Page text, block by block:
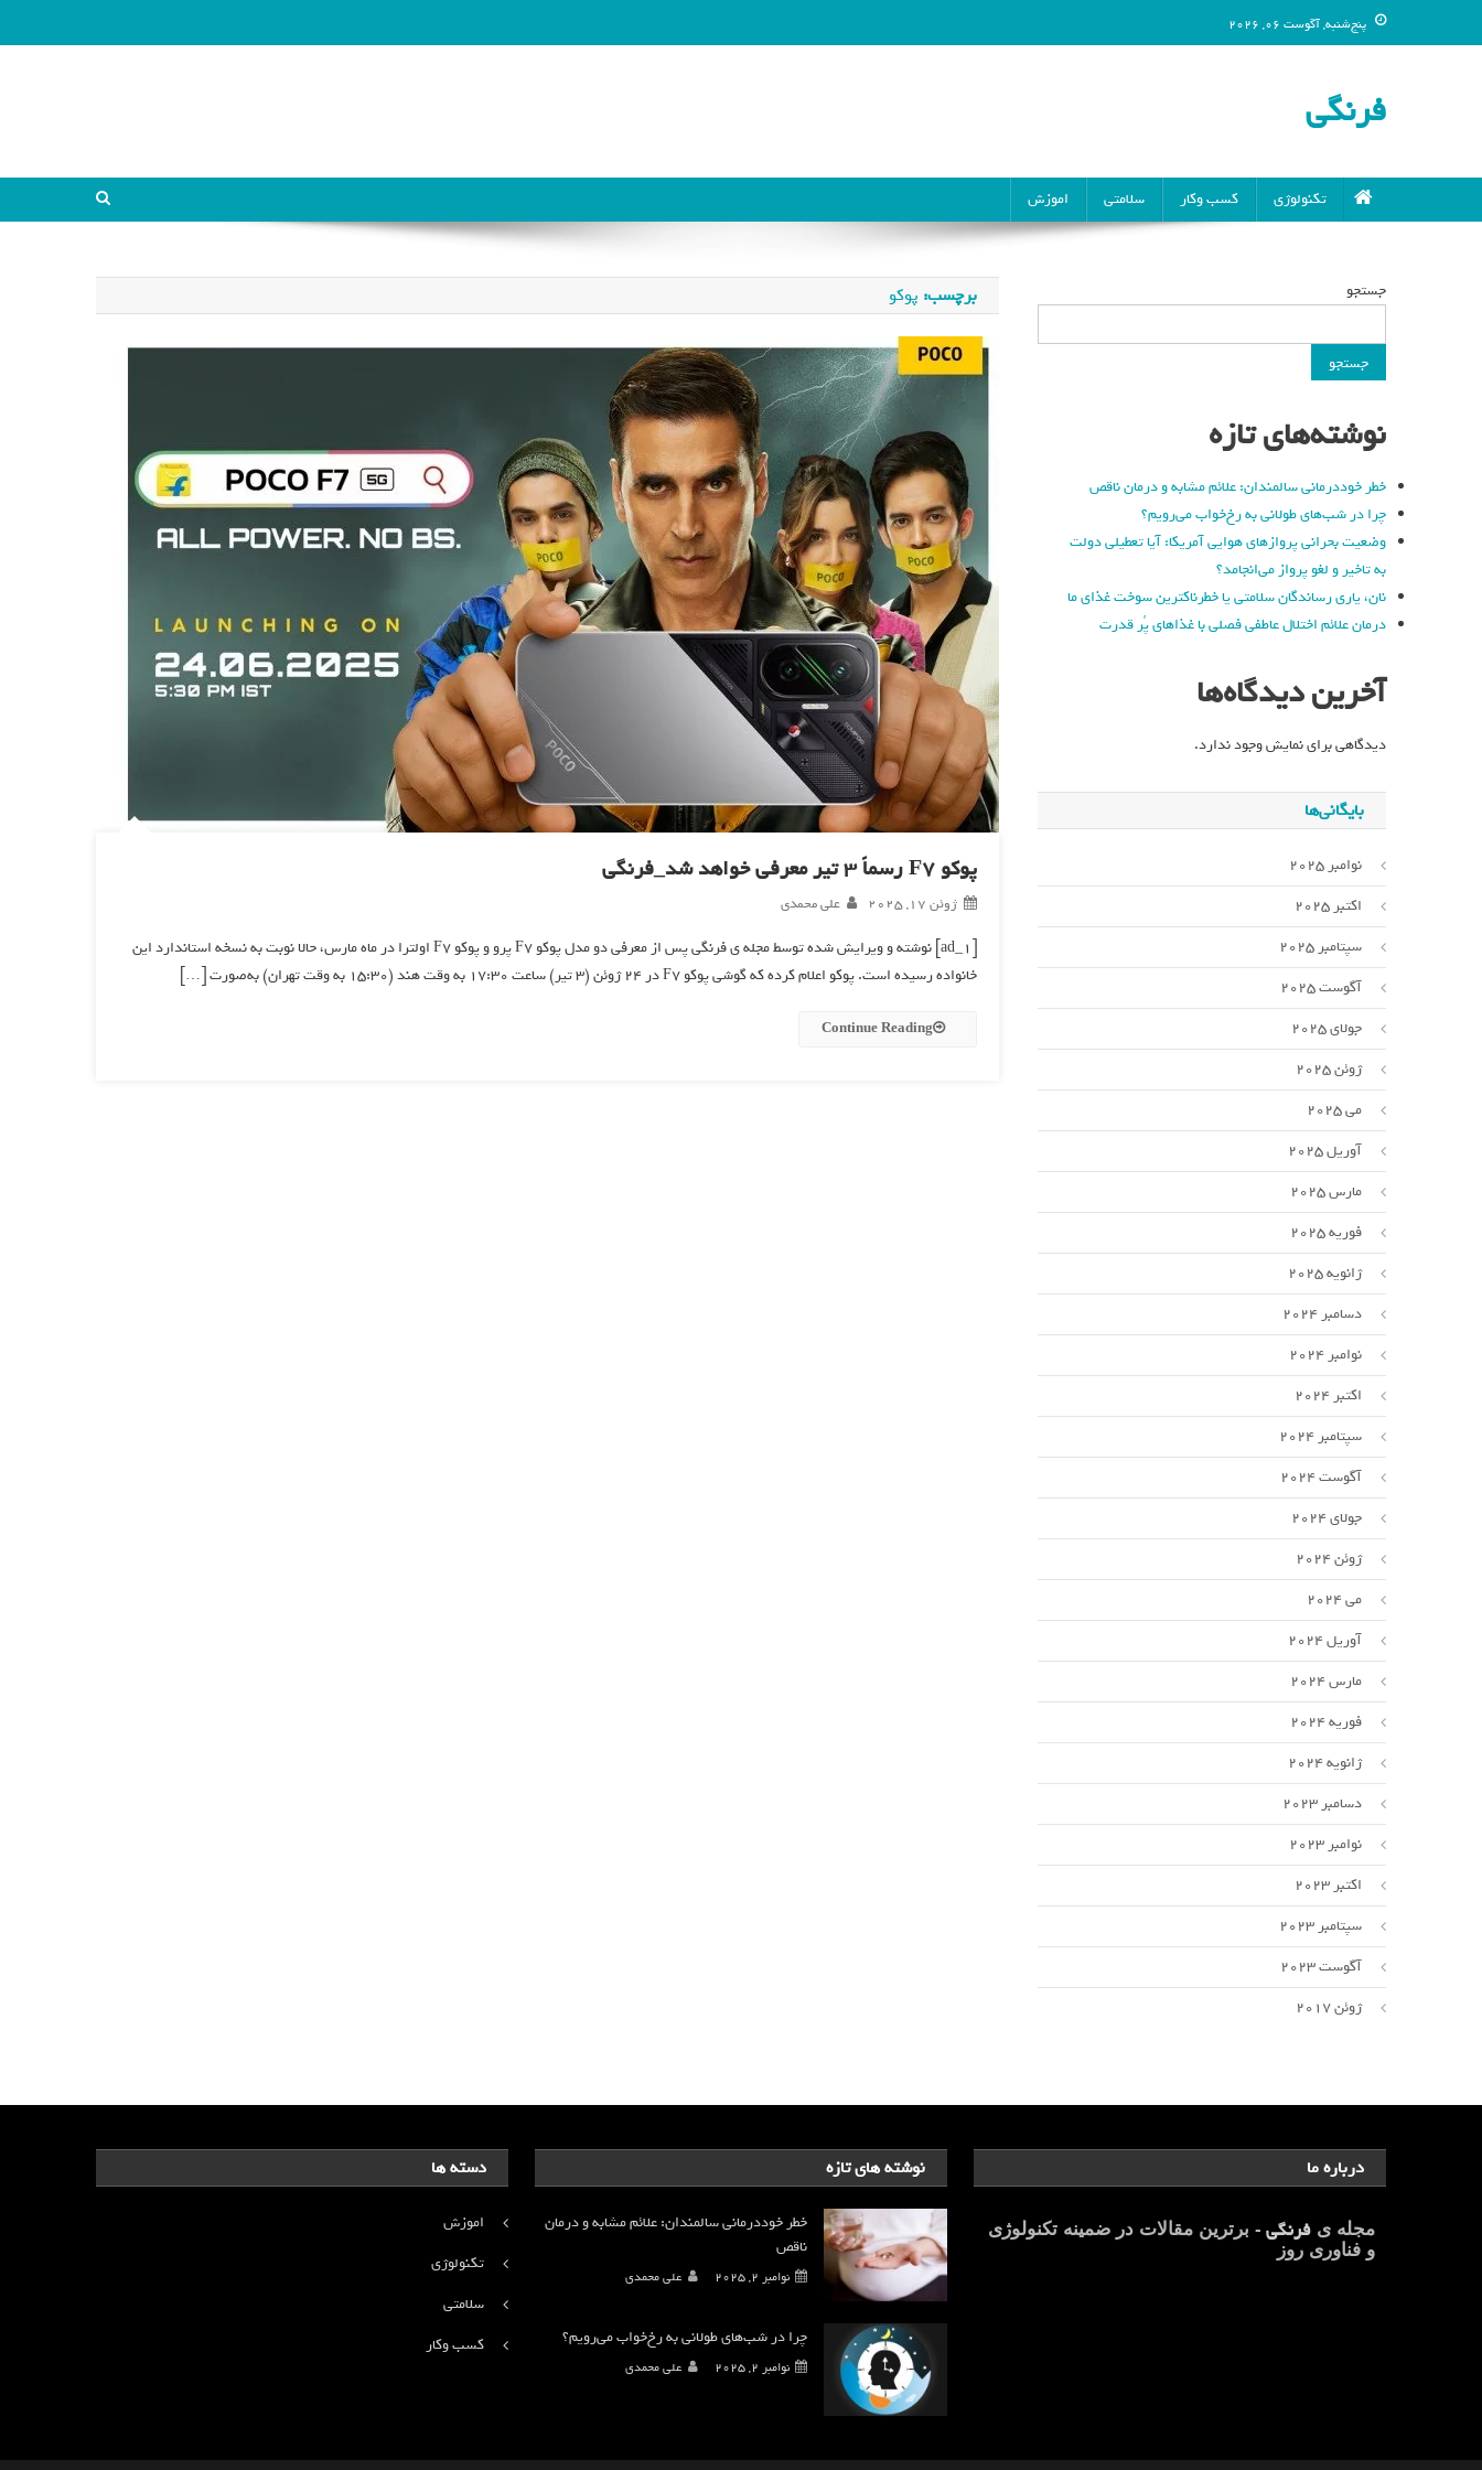
پنج‌شنبه, آگوست 06, 2026
فرنگی
تکنولوژی کسب وکار سلامتی اموزش
برچسب: پوکو
پوکو F7 رسماً 3 تیر معرفی خواهد شد_فرنگی
ژوئن 17, 2025 علی محمدی
[ad_1] نوشته و ویرایش شده توسط مجله ی فرنگی پس از معرفی دو مدل پوکو F7 پرو و پوکو F7 اولترا در ماه مارس، حالا نوبت به نسخه استاندارد این
خانواده رسیده است. پوکو اعلام کرده که گوشی پوکو F7 در 24 ژوئن (3 تیر) ساعت 17:30 به وقت هند (15:30 به وقت تهران) به‌صورت […]
Continue Reading
جستجو
جستجو
نوشته‌های تازه
خطر خوددرمانی سالمندان: علائم مشابه و درمان ناقص
چرا در شب‌های طولانی به رخ‌خواب می‌رویم؟
وضعیت بحرانی پروازهای هوایی آمریکا: آیا تعطیلی دولت
به تاخیر و لغو پرواز می‌انجامد؟
نان، یاری رساندگان سلامتی یا خطرناکترین سوخت غذای ما
درمان علائم اختلال عاطفی فصلی با غذاهای پُر قدرت
آخرین دیدگاه‌ها
دیدگاهی برای نمایش وجود ندارد.
بایگانی‌ها
نوامبر 2025
اکتبر 2025
سپتامبر 2025
آگوست 2025
جولای 2025
ژوئن 2025
می 2025
آوریل 2025
مارس 2025
فوریه 2025
ژانویه 2025
دسامبر 2024
نوامبر 2024
اکتبر 2024
سپتامبر 2024
آگوست 2024
جولای 2024
ژوئن 2024
می 2024
آوریل 2024
مارس 2024
فوریه 2024
ژانویه 2024
دسامبر 2023
نوامبر 2023
اکتبر 2023
سپتامبر 2023
آگوست 2023
ژوئن 2017
دسته ها
اموزش
تکنولوژی
سلامتی
کسب وکار
نوشته های تازه
خطر خوددرمانی سالمندان: علائم مشابه و درمان
ناقص
نوامبر 2, 2025 علی محمدی
چرا در شب‌های طولانی به رخ‌خواب می‌رویم؟
نوامبر 2, 2025 علی محمدی
درباره ما
مجله یفرنگی - برترین مقالات در ضمینه تکنولوژی
و فناوری روز